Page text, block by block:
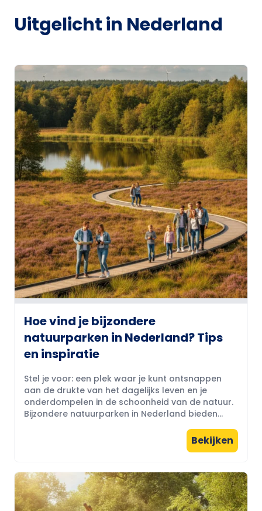
Uitgelicht in Nederland
Hoe vind je bijzondere
natuurparken in Nederland? Tips
en inspiratie
Stel je voor: een plek waar je kunt ontsnappen
aan de drukte van het dagelijks leven en je
onderdompelen in de schoonheid van de natuur.
Bijzondere natuurparken in Nederland bieden...
Bekijken